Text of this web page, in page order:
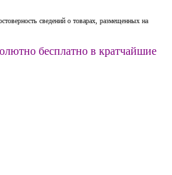
сведений о товарах, размещенных на
бесплатно в кратчайшие